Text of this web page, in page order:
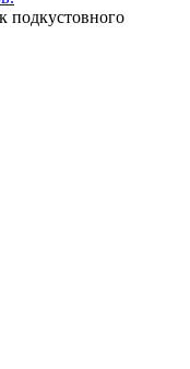
подкустовного